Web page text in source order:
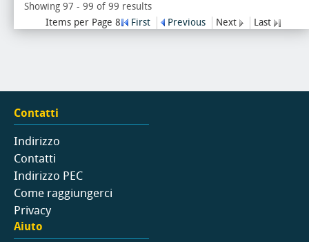
Showing 97 - 99 of 99 results
Items per Page 8
First Previous Next Last
Contatti
Indirizzo
Contatti
Indirizzo PEC
Come raggiungerci
Privacy
Aiuto